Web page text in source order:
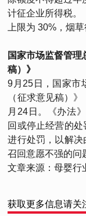
计征企业所得税。
上限为 30%，烟草
国家市场监督管
稿）》
9月25日，国家市
（征求意见稿）
月24日。《办法
回或停止经营的
进行处罚，以解
召回意愿不强的问
文章来源：母婴行
获取更多信息请关